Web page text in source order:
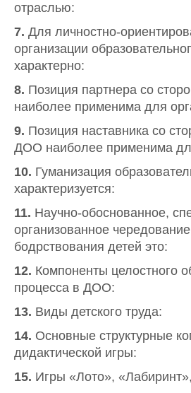
отраслью:
7. Для личностно-
организации
характерно:
8. Позиция партнера со
наиболее применима для
9. Позиция наставника со
ДОО наиболее применима
10. Гуманизация
характеризуется:
11. Научно-обоснованное,
организованное
бодрствования детей это:
12. Компоненты целостного
процесса в ДОО:
13. Виды детского труда:
14. Основные структурные
дидактической игры:
15. Игры «Лото»,